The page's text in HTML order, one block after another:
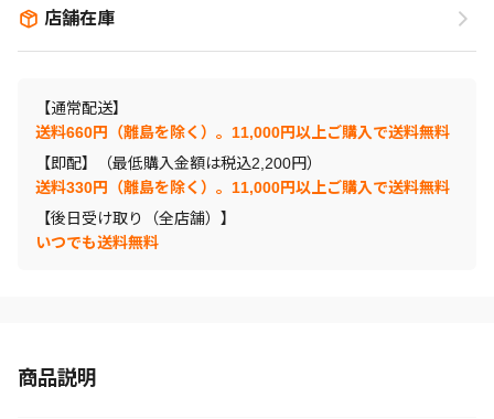
店舗在庫
【通常配送】
送料660円（離島を除く）。11,000円以上ご購入で送料無料
【即配】（最低購入金額は税込2,200円）
送料330円（離島を除く）。11,000円以上ご購入で送料無料
【後日受け取り（全店舗）】
いつでも送料無料
商品説明